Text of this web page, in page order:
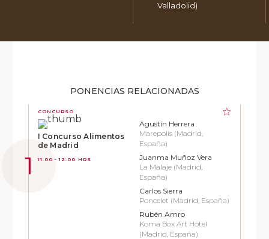
Valladolid)
PONENCIAS RELACIONADAS
CONCURSO
I Concurso Alimentos
de Madrid
11:00 - 12:00 HRS
Agustín Herrera
Marepolis (Madrid,
España)
Juanma Muñoz Vera
La Malaje (Madrid,
España)
Carlos Sierra
Poncelet (Madrid, España)
Rubén Amro
Koma Box Art Hotel
(Madrid, España)